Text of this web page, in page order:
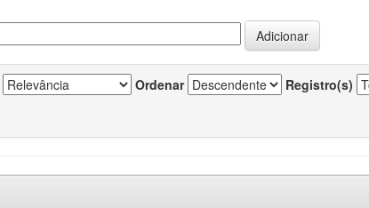
Ordenar Registro(s)